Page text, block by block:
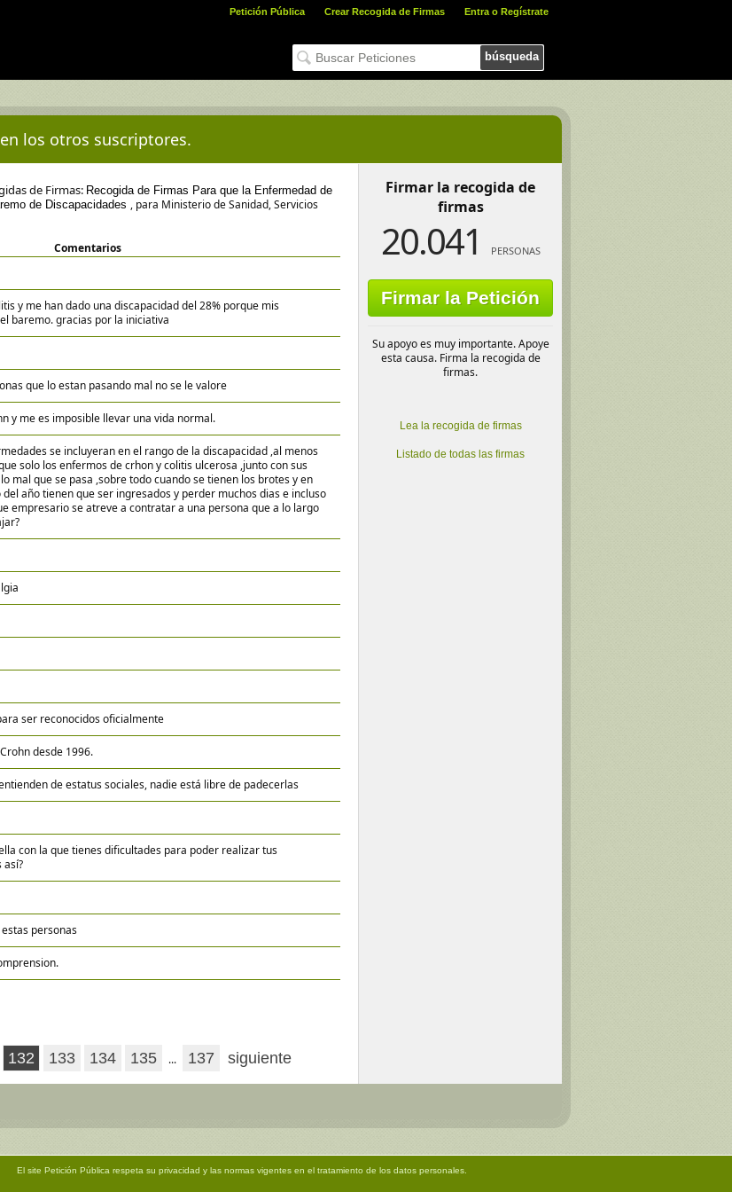
Petición Pública Crear Recogida de Firmas Entra o Regístrate
búsqueda
los otros suscriptores.
de Firmas: Recogida de Firmas Para que la Enfermedad de
de Discapacidades , para Ministerio de Sanidad, Servicios
Comentarios
y me han dado una discapacidad del 28% porque mis
baremo. gracias por la iniciativa
que lo estan pasando mal no se le valore
y me es imposible llevar una vida normal.
se incluyeran en el rango de la discapacidad ,al menos
solo los enfermos de crhon y colitis ulcerosa ,junto con sus
mal que se pasa ,sobre todo cuando se tienen los brotes y en
año tienen que ser ingresados y perder muchos dias e incluso
empresario se atreve a contratar a una persona que a lo largo
ser reconocidos oficialmente
desde 1996.
de estatus sociales, nadie está libre de padecerlas
con la que tienes dificultades para poder realizar tus
así?
personas
132 133 134 135 ... 137 siguiente
Firmar la recogida de
firmas
20.041 PERSONAS
Firmar la Petición
Su apoyo es muy importante. Apoye
esta causa. Firma la recogida de
firmas.
Lea la recogida de firmas
Listado de todas las firmas
El site Petición Pública respeta su privacidad y las normas vigentes en el tratamiento de los datos personales.